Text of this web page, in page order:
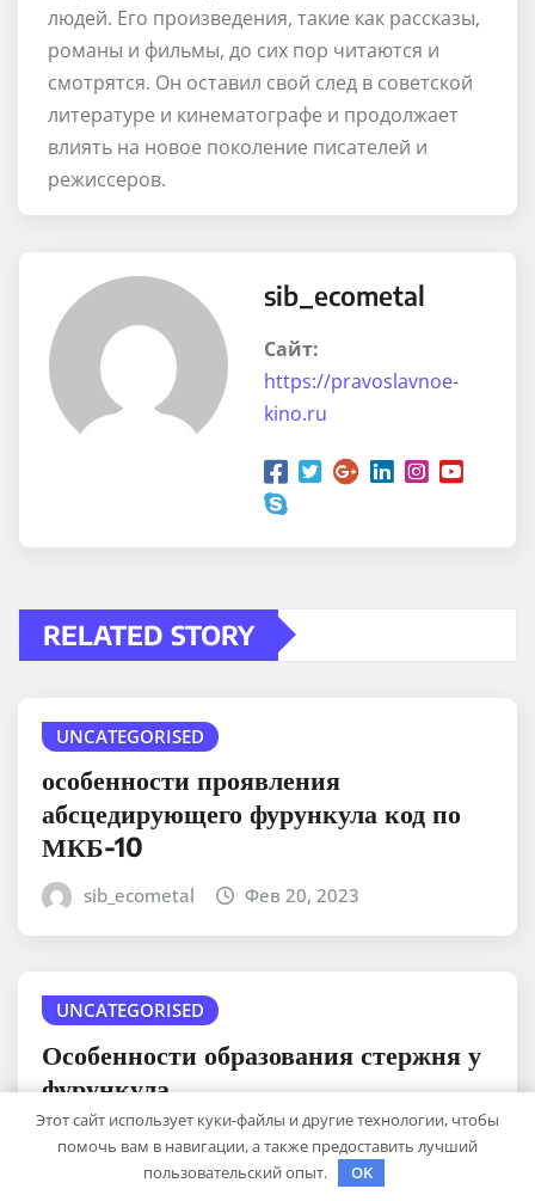
людей. Его произведения, такие как рассказы,
романы и фильмы, до сих пор читаются и
смотрятся. Он оставил свой след в советской
литературе и кинематографе и продолжает
влиять на новое поколение писателей и
режиссеров.
sib_ecometal
Сайт:
https://pravoslavnoe-
kino.ru
RELATED STORY
UNCATEGORISED
особенности проявления
абсцедирующего фурункула код по
МКБ-10
sib_ecometal Фев 20, 2023
UNCATEGORISED
Особенности образования стержня у
фурункула
sib_ecometal Фев 20, 2023
Этот сайт использует куки-файлы и другие технологии, чтобы
помочь вам в навигации, а также предоставить лучший
пользовательский опыт.
OK